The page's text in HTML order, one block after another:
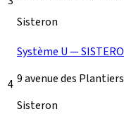
Sisteron
4
Système U —
9 avenue des
Sisteron